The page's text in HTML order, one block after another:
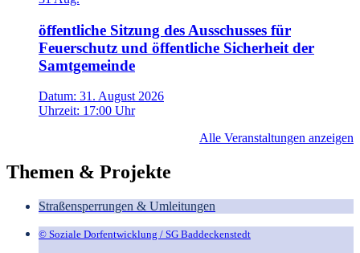
öffentliche Sitzung des Ausschusses für
Feuerschutz und öffentliche Sicherheit der
Samtgemeinde
Datum: 31. August 2026
Uhrzeit: 17:00 Uhr
Alle Veranstaltungen anzeigen
Themen & Projekte
Straßensperrungen & Umleitungen
© Soziale Dorfentwicklung / SG Baddeckenstedt